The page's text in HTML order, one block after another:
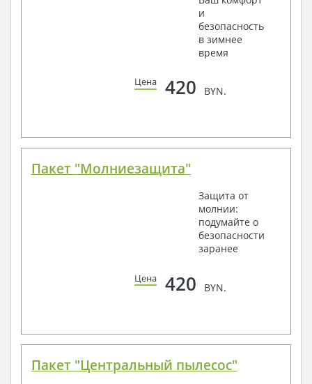
и
безопасность
в зимнее
время
Цена 420 BYN.
Пакет "Молниезащита"
Защита от
молнии:
подумайте о
безопасности
заранее
Цена 420 BYN.
Пакет "Центральный пылесос"